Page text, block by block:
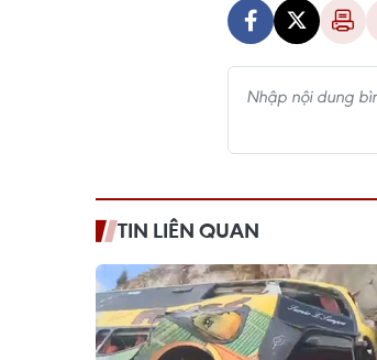
TIN LIÊN QUAN